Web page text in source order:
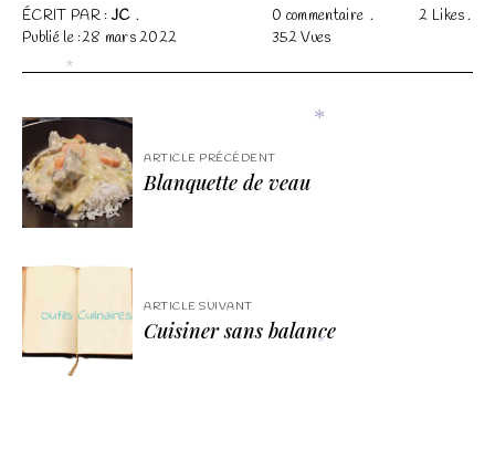
ÉCRIT PAR : JC
Publié le :28 mars 2022
0 commentaire 2 Likes
352Vues
ARTICLE PRÉCÉDENT
Blanquette de veau
ARTICLE SUIVANT
Cuisiner sans balance